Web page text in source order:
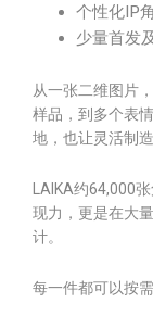
个性化IP
少量首发
从一张二维图片
样品，到多个表
地，也让灵活制
LAIKA约64,000
现力，更是在大
计。
每一件都可以按